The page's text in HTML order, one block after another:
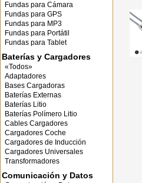
Fundas para Cámara
Fundas para GPS
Fundas para MP3
Fundas para Portátil
Fundas para Tablet
Baterías y Cargadores
«Todos»
Adaptadores
Bases Cargadoras
Baterías Externas
Baterías Litio
Baterías Polímero Litio
Cables Cargadores
Cargadores Coche
Cargadores de Inducción
Cargadores Universales
Transformadores
Comunicación y Datos